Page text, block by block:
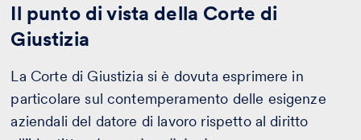
Il punto di vista della Corte di
Giustizia
La Corte di Giustizia si è dovuta esprimere in
particolare sul contemperamento delle esigenze
aziendali del datore di lavoro rispetto al diritto